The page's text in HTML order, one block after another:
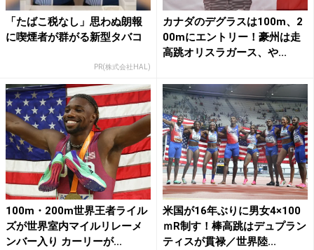
「たばこ税なし」思わぬ朗報
に喫煙者が群がる新型タバコ
PR(株式会社HAL)
カナダのデグラスは100m、2
00mにエントリー！豪州は走
高跳オリスラガース、や...
100m・200m世界王者ライル
ズが世界室内マイルリレーメ
ンバー入り カーリーが...
米国が16年ぶりに男女4×100
ｍR制す！棒高跳はデュプラン
ティスが貫禄／世界陸...